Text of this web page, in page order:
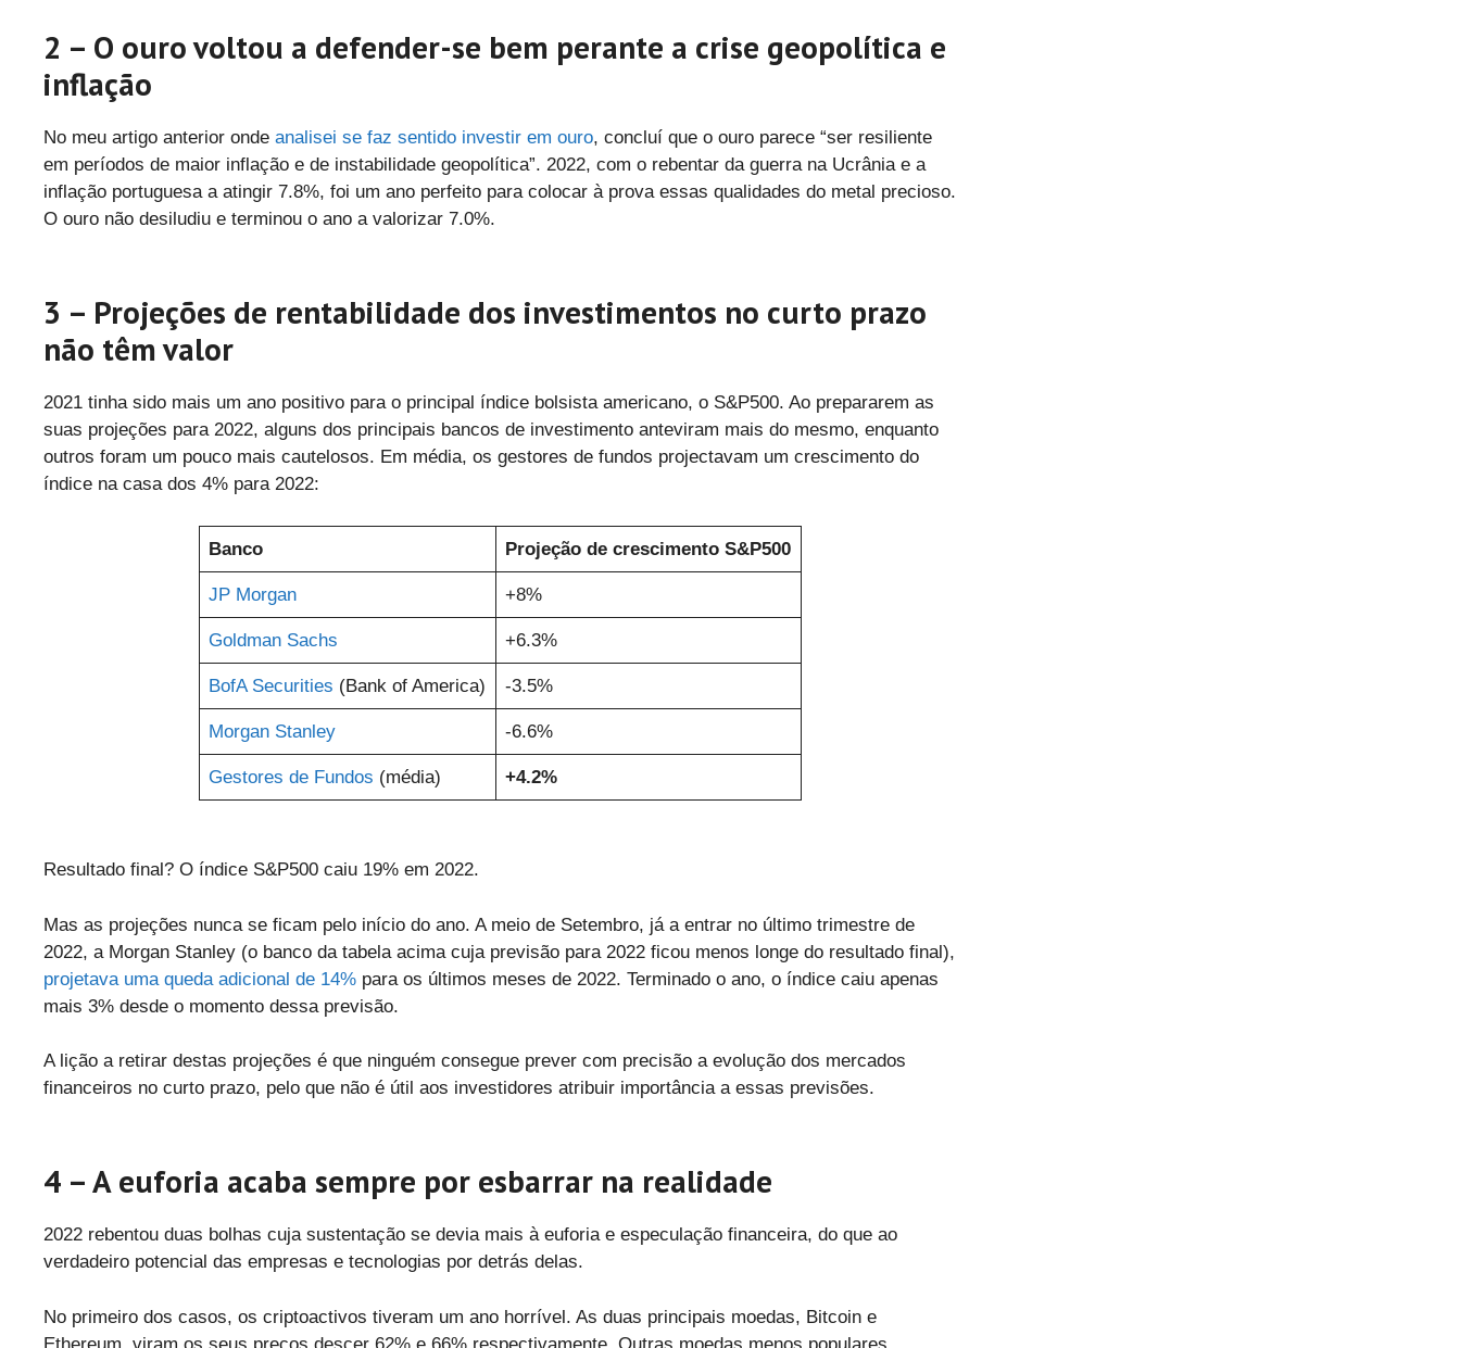
2 – O ouro voltou a defender-se bem perante a crise geopolítica e
inflação
No meu artigo anterior onde analisei se faz sentido investir em ouro, concluí que o ouro parece “ser resiliente
em períodos de maior inflação e de instabilidade geopolítica”. 2022, com o rebentar da guerra na Ucrânia e a
inflação portuguesa a atingir 7.8%, foi um ano perfeito para colocar à prova essas qualidades do metal precioso.
O ouro não desiludiu e terminou o ano a valorizar 7.0%.
3 – Projeções de rentabilidade dos investimentos no curto prazo
não têm valor
2021 tinha sido mais um ano positivo para o principal índice bolsista americano, o S&P500. Ao prepararem as
suas projeções para 2022, alguns dos principais bancos de investimento anteviram mais do mesmo, enquanto
outros foram um pouco mais cautelosos. Em média, os gestores de fundos projectavam um crescimento do
índice na casa dos 4% para 2022:
Banco Projeção de crescimento S&P500
JP Morgan +8%
Goldman Sachs +6.3%
BofA Securities (Bank of America) -3.5%
Morgan Stanley -6.6%
Gestores de Fundos (média) +4.2%
Resultado final? O índice S&P500 caiu 19% em 2022.
Mas as projeções nunca se ficam pelo início do ano. A meio de Setembro, já a entrar no último trimestre de
2022, a Morgan Stanley (o banco da tabela acima cuja previsão para 2022 ficou menos longe do resultado final),
projetava uma queda adicional de 14% para os últimos meses de 2022. Terminado o ano, o índice caiu apenas
mais 3% desde o momento dessa previsão.
A lição a retirar destas projeções é que ninguém consegue prever com precisão a evolução dos mercados
financeiros no curto prazo, pelo que não é útil aos investidores atribuir importância a essas previsões.
4 – A euforia acaba sempre por esbarrar na realidade
2022 rebentou duas bolhas cuja sustentação se devia mais à euforia e especulação financeira, do que ao
verdadeiro potencial das empresas e tecnologias por detrás delas.
No primeiro dos casos, os criptoactivos tiveram um ano horrível. As duas principais moedas, Bitcoin e